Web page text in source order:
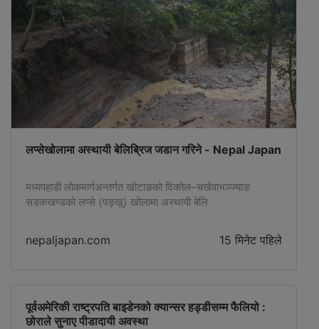
लप्सेखोलामा अस्थायी बेलिब्रिज जडान गरिने - Nepal Japan
मध्यपहाडी लोकमार्गअन्तर्गत खोटाङको दिक्तेल–चखेवाभञ्ज्याङ
सडकखण्डको लप्से (पङ्खु) खोलामा अस्थायी बेलि
nepaljapan.com 15 मिनेट पहिले
पूर्वअमेरिकी राष्ट्रपति बाइडेनको क्यान्सर हड्डीसम्म फैलियो :
छोराले सुनाए पीडादायी अवस्था